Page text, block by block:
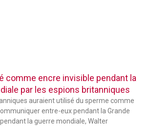
comme encre invisible pendant la
par les espions britanniques
auraient utilisé du sperme comme
entre-eux pendant la Grande
la guerre mondiale, Walter